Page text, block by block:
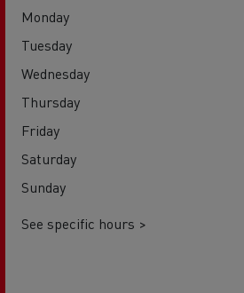
Monday
Tuesday
Wednesday
Thursday
Friday
Saturday
Sunday
See specific hours >